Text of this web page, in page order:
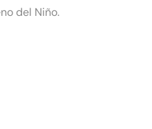
del Niño.